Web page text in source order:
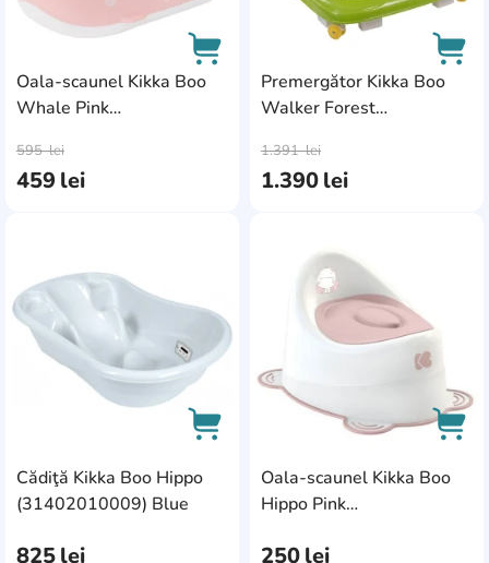
Oala-scaunel Kikka Boo
Whale Pink
459 lei
595lei
Premergător Kikka Boo
Walker Forest
1.390lei
1.391lei
Cădiţă Kikka Boo Hippo
(31402010009) Blue
825lei
AddCardToFavourite
AddCardToCart
Oala-scaunel Kikka Boo
Hippo Pink
250lei